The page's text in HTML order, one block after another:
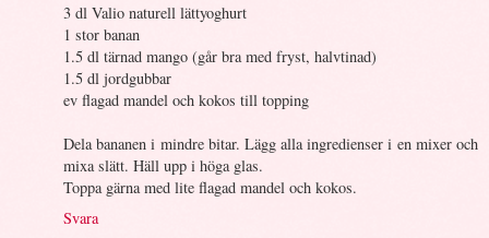
3 dl Valio naturell lättyoghurt
1 stor banan
1.5 dl tärnad mango (går bra med fryst, halvtinad)
1.5 dl jordgubbar
ev flagad mandel och kokos till topping
Dela bananen i mindre bitar. Lägg alla ingredienser i en mixer och
mixa slätt. Häll upp i höga glas.
Toppa gärna med lite flagad mandel och kokos.
Svara